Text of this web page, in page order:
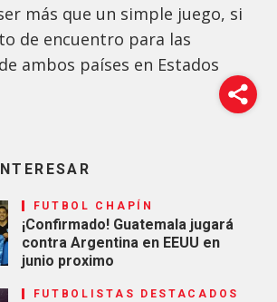
más que un simple juego, si
de encuentro para las
ambos países en Estados
FUTBOL CHAPÍN
¡Confirmado! Guatemala jugará
contra Argentina en EEUU en
junio proximo
FUTBOLISTAS DESTACADOS